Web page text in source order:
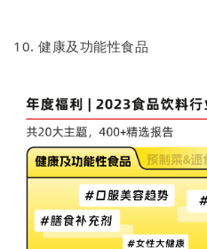
10. 健康及功能性食品